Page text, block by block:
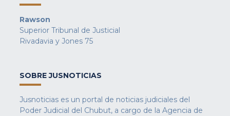
Rawson
Superior Tribunal de Justicial
Rivadavia y Jones 75
SOBRE JUSNOTICIAS
Jusnoticias es un portal de noticias judiciales del
Poder Judicial del Chubut, a cargo de la Agencia de